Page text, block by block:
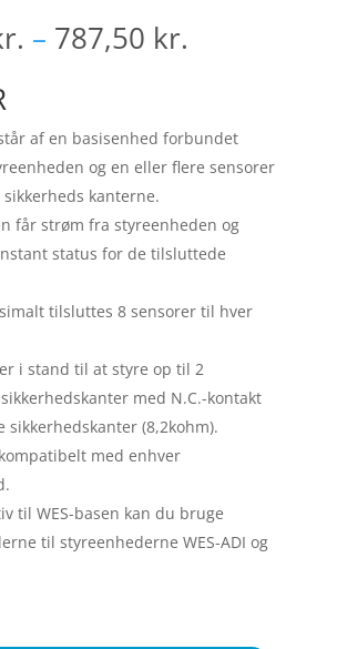
– 787,50 kr.
af en basisenhed forbundet
og en eller flere sensorer
kanterne.
får strøm fra styreenheden og
status for de tilsluttede
tilsluttes 8 sensorer til hver
i stand til at styre op til 2
med N.C.-kontakt
sikkerhedskanter (8,2kohm).
med enhver
til WES-basen kan du bruge
til styreenhederne WES-ADI og